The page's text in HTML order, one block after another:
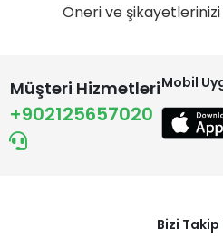
Öneri ve
Müşteri Hizmetleri
+902125657020
Mobil
Bizi Takip